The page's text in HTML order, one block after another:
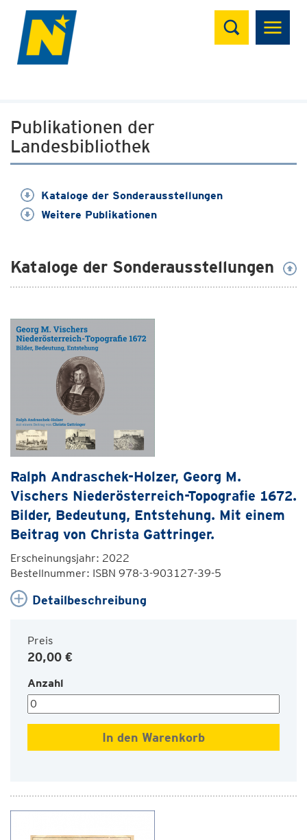
Suchen
Publikationen der
Landesbibliothek
Kataloge der Sonderausstellungen
Weitere Publikationen
Kataloge der Sonderausstellungen
Ralph Andraschek-Holzer, Georg M.
Vischers Niederösterreich-Topografie 1672.
Bilder, Bedeutung, Entstehung. Mit einem
Beitrag von Christa Gattringer.
Erscheinungsjahr: 2022
Bestellnummer: ISBN 978-3-903127-39-5
Detailbeschreibung
Preis
20,00 €
Anzahl